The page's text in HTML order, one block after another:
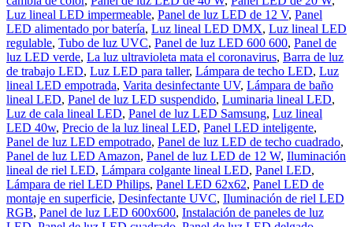
Luz lineal LED impermeable, Panel de luz LED de 12 V, Panel
LED alimentado por batería, Luz lineal LED DMX, Luz lineal LED
regulable, Tubo de luz UVC, Panel de luz LED 600 600, Panel de
luz LED verde, La luz ultravioleta mata el coronavirus, Barra de luz
de trabajo LED, Luz LED para taller, Lámpara de techo LED, Luz
lineal LED empotrada, Varita desinfectante UV, Lámpara de baño
lineal LED, Panel de luz LED suspendido, Luminaria lineal LED,
Luz de cala lineal LED, Panel de luz LED Samsung, Luz lineal
LED 40w, Precio de la luz lineal LED, Panel LED inteligente,
Panel de luz LED empotrado, Panel de luz LED de techo cuadrado,
Panel de luz LED Amazon, Panel de luz LED de 12 W, Iluminación
lineal de riel LED, Lámpara colgante lineal LED, Panel LED,
Lámpara de riel LED Philips, Panel LED 62x62, Panel LED de
montaje en superficie, Desinfectante UVC, Iluminación de riel LED
RGB, Panel de luz LED 600x600, Instalación de paneles de luz